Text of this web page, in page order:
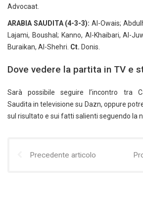
Advocaat.
ARABIA SAUDITA (4-3-3): Al-Owais;
Lajami, Boushal; Kanno, Al-Khaibari, Al-
Buraikan, Al-Shehri. Ct. Donis.
Dove vedere la partita in TV e
Sarà possibile seguire l’incontro tra
Saudita in televisione su Dazn, oppure
sul risultato e sui fatti salienti seguendo la
Precedente articolo